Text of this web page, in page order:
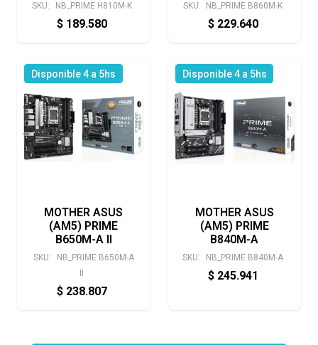
SKU: NB_PRIME H810M-K
$ 189.580
SKU: NB_PRIME B860M-K
$ 229.640
Disponible 4 a 5hs
MOTHER ASUS
(AM5) PRIME
B650M-A II
SKU:
NB_PRIME B650M-A
II
$ 238.807
Disponible 4 a 5hs
MOTHER ASUS
(AM5) PRIME
B840M-A
SKU: NB_PRIME B840M-A
$ 245.941